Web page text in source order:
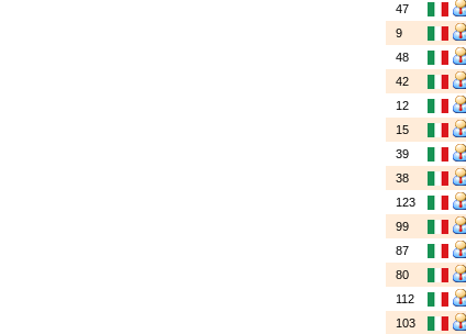
47
9
48
42
12
15
39
38
123
99
87
80
112
103